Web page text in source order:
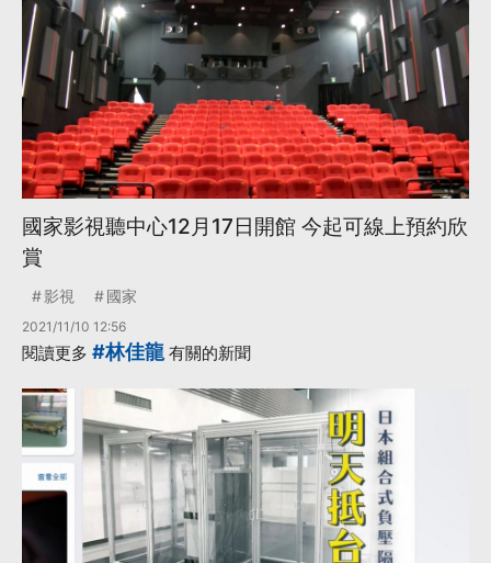
國家影視聽中心12月17日開館 今起可線上預約欣
賞
影視 國家
2021/11/10 12:56
閱讀更多 #林佳龍有關的新聞